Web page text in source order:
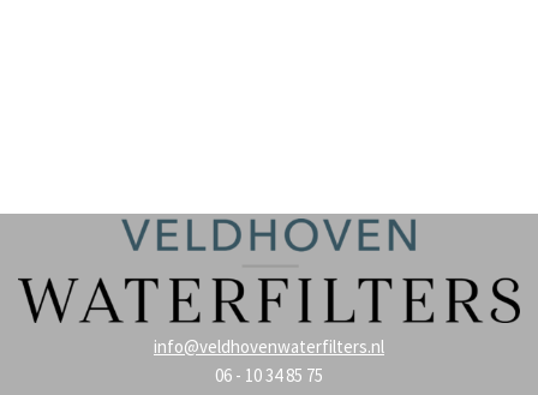
info@veldhovenwaterfilters.nl
06 - 10 34 85 75